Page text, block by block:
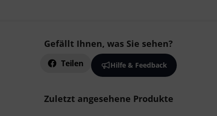
Gefällt Ihnen, was Sie sehen?
Teilen Hilfe & Feedback
Zuletzt angesehene Produkte